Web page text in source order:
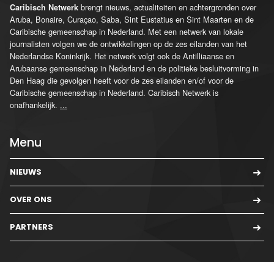
Caribisch Netwerk brengt nieuws, actualiteiten en achtergronden over
Aruba, Bonaire, Curaçao, Saba, Sint Eustatius en Sint Maarten en de
Caribische gemeenschap in Nederland. Met een netwerk van lokale
journalisten volgen we de ontwikkelingen op de zes eilanden van het
Nederlandse Koninkrijk. Het netwerk volgt ook de Antilliaanse en
Arubaanse gemeenschap in Nederland en de politieke besluitvorming in
Den Haag die gevolgen heeft voor de zes eilanden en/of voor de
Caribische gemeenschap in Nederland. Caribisch Netwerk is
onafhankelijk. ...
Menu
NIEUWS
OVER ONS
PARTNERS